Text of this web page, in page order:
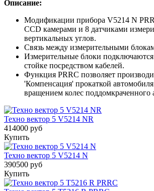
Описание:
Модификации прибора V5214 N
CCD камерами и 8 датчиками
вертикальных углов.
Связь между измерительными
Измерительные блоки
стойке посредством кабелей.
Функция PRRC позволяет
'Компенсация' прокаткой
вращением колес поддомкраченного
Техно вектор 5 V5214 NR
414000 руб
Купить
Техно вектор 5 V5214 N
390500 руб
Купить